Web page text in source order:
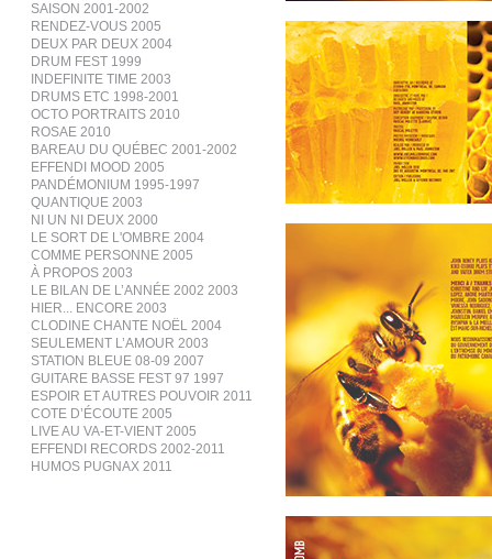
SAISON 2001-2002
RENDEZ-VOUS 2005
DEUX PAR DEUX 2004
DRUM FEST 1999
INDEFINITE TIME 2003
DRUMS ETC 1998-2001
OCTO PORTRAITS 2010
ROSAE 2010
BAREAU DU QUÉBEC 2001-2002
EFFENDI MOOD 2005
PANDÉMONIUM 1995-1997
QUANTIQUE 2003
NI UN NI DEUX 2000
LE SORT DE L'OMBRE 2004
COMME PERSONNE 2005
À PROPOS 2003
LE BILAN DE L’ANNÉE 2002 2003
HIER... ENCORE 2003
CLODINE CHANTE NOËL 2004
SEULEMENT L’AMOUR 2003
STATION BLEUE 08-09 2007
GUITARE BASSE FEST 97 1997
ESPOIR ET AUTRES POUVOIR 2011
COTE D’ÉCOUTE 2005
LIVE AU VA-ET-VIENT 2005
EFFENDI RECORDS 2002-2011
HUMOS PUGNAX 2011